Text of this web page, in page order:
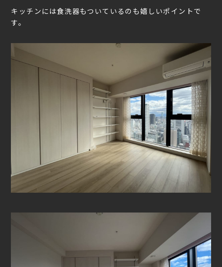
キッチンには食洗器もついているのも嬉しいポイントで
す。